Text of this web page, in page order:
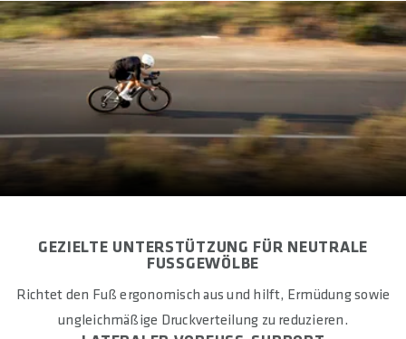
EU - 36, 37, 38, 39, 40, 41, 42, 43, 44, 45, 46, 47, 48
MATERIAL BEZUG
Microfibre
MATERIAL POLSTER
EVA
MATERIAL SCHALE
Thermoplastic
UNTERSTÜTZUNG LÄNGSGEWÖLBE
Medium
SOHLENDICKE IN MM
approx. 3
GEZIELTE UNTERSTÜTZUNG FÜR NEUTRALE
FUSSGEWÖLBE
Richtet den Fuß ergonomisch aus und hilft, Ermüdung sowie
ungleichmäßige Druckverteilung zu reduzieren.